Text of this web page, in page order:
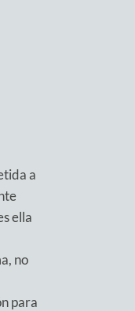
a
ella
no
para